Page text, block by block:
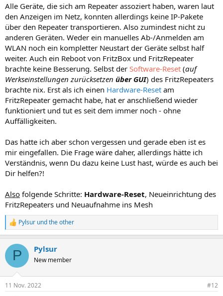
Alle Geräte, die sich am Repeater assoziert haben, waren laut
den Anzeigen im Netz, konnten allerdings keine IP-Pakete
über den Repeater transportieren. Also zumindest nicht zu
anderen Geräten. Weder ein manuelles Ab-/Anmelden am
WLAN noch ein kompletter Neustart der Geräte selbst half
weiter. Auch ein Reboot von FritzBox und FritzRepeater
brachte keine Besserung. Selbst der Software-Reset (auf
Werkseinstellungen zurücksetzen über GUI) des FritzRepeaters
brachte nix. Erst als ich einen Hardware-Reset am
FritzRepeater gemacht habe, hat er anschließend wieder
funktioniert und tut es seit dem immer noch - ohne
Auffälligkeiten.
Das hatte ich aber schon vergessen und gerade eben ist es
mir eingefallen. Die Frage wäre daher, allerdings hätte ich
Verständnis, wenn Du dazu keine Lust hast, würde es auch bei
Dir helfen?!
Also folgende Schritte: Hardware-Reset, Neueinrichtung des
FritzRepeaters und Neuaufnahme ins Mesh
R
e
k
i
e
Pylsur undthe other
P Pylsur
New member
11 Nov. 2022 #12